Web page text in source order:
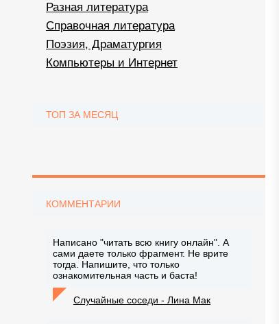
Разная литература
Справочная литература
Поэзия, Драматургия
Компьютеры и Интернет
ТОП ЗА МЕСЯЦ
КОММЕНТАРИИ
Написано "читать всю книгу онлайн". А
сами даете только фрагмент. Не врите
тогда. Напишите, что только
ознакомительная часть и баста!
Случайные соседи - Лина Мак